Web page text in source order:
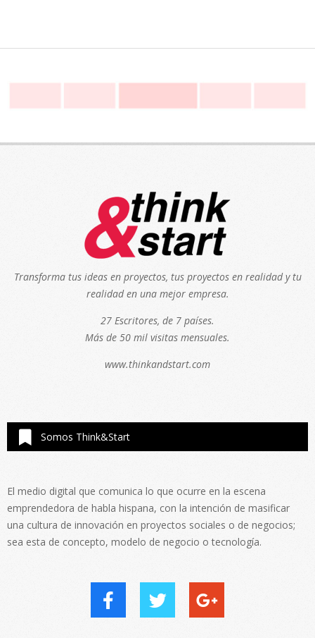
Transforma tus ideas en proyectos, tus proyectos en realidad y tu
realidad en una mejor empresa.
27 Escritores, de 7 países.
Más de 50 mil visitas mensuales.
www.thinkandstart.com
Somos Think&Start
El medio digital que comunica lo que ocurre en la escena
emprendedora de habla hispana, con la intención de masificar
una cultura de innovación en proyectos sociales o de negocios;
sea esta de concepto, modelo de negocio o tecnología.